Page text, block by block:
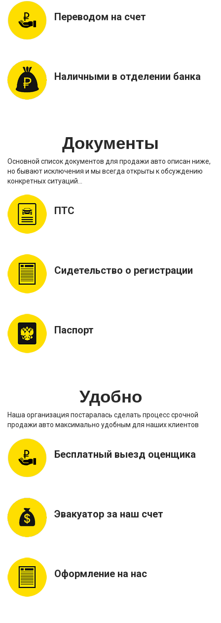
Переводом на счет
Наличными в отделении банка
Документы
Основной список документов для продажи авто описан ниже,
но бывают исключения и мы всегда открыты к обсуждению
конкретных ситуаций…
ПТС
Сидетельство о регистрации
Паспорт
Удобно
Наша организация постаралась сделать процесс срочной
продажи авто максимально удобным для наших клиентов
Бесплатный выезд оценщика
Эвакуатор за наш счет
Оформление на нас